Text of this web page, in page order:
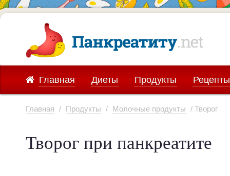
Главная Диеты Продукты Рецепты
Главная / Продукты / Молочные продукты / Творог
Творог при панкреатите